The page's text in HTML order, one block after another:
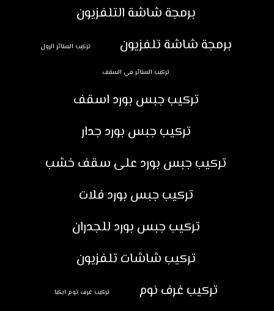
برمجة شاشة التلفزيون
برمجة شاشة تلفزيون
تركيب الستائر الرول
تركيب الستائر في السقف
تركيب جبس بورد اسقف
تركيب جبس بورد جدار
تركيب جبس بورد على سقف خشب
تركيب جبس بورد فلات
تركيب جبس بورد للجدران
تركيب شاشات تلفزيون
تركيب غرف نوم
تركيب غرف نوم ايكيا